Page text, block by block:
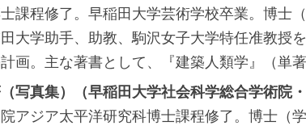
課程修了。早稲田大学芸術学校卒業。博士
大学助手、助教、駒沢女子大学特任准教授
画。主な著書として、『建築人類学』（単著
写真集）（早稲田大学社会科学総合学術院・
アジア太平洋研究科博士課程修了。博士（